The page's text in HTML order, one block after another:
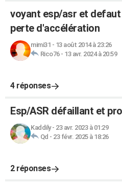
voyant esp/asr et
perte d'accélération
mimi31 - 13 août 2014 à 23:26
Rico76- 13 avr. 2024 à 20:59
4 réponses
Esp/ASR défaillant et
Kaddily- 23 avr. 2023 à 01:29
Qd - 23 févr. 2025 à 18:26
2 réponses